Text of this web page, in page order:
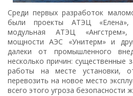
Среди первых разработок
были проекты АТЭЦ
модульная АТЭЦ «Ангстрем»,
мощности АЭС «Унитерм» и
далеки от промышленного
несколько причин: существенные
работы на месте установки,
перевозить на новое место
всего этого угроза безопасности